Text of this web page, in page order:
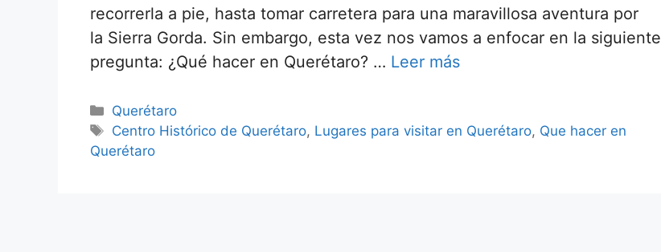
recorrerla a pie, hasta tomar carretera para una maravillosa aventura por
la Sierra Gorda. Sin embargo, esta vez nos vamos a enfocar en la siguiente
pregunta: ¿Qué hacer en Querétaro? … Leer más
Categorías
Querétaro
Etiquetas
Centro Histórico de Querétaro, Lugares para visitar en Querétaro, Que hacer en
Querétaro